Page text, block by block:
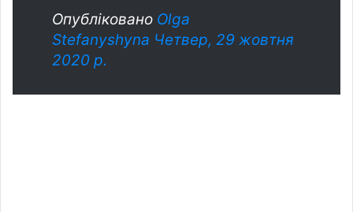
Опубліковано Olga
Stefanyshyna Четвер, 29 жовтня
2020 р.